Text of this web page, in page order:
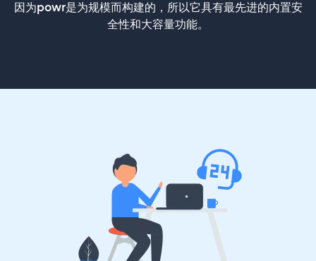
因为powr是为规模而构建的，所以它具有最先进的内置安
全性和大容量功能。